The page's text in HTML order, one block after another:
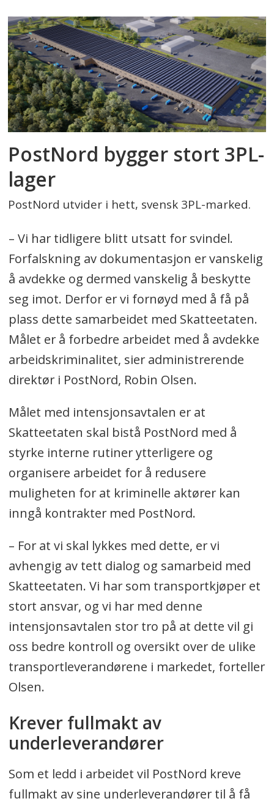
PostNord bygger stort 3PL-
lager
PostNord utvider i hett, svensk 3PL-marked.
– Vi har tidligere blitt utsatt for svindel.
Forfalskning av dokumentasjon er vanskelig
å avdekke og dermed vanskelig å beskytte
seg imot. Derfor er vi fornøyd med å få på
plass dette samarbeidet med Skatteetaten.
Målet er å forbedre arbeidet med å avdekke
arbeidskriminalitet, sier administrerende
direktør i PostNord, Robin Olsen.
Målet med intensjonsavtalen er at
Skatteetaten skal bistå PostNord med å
styrke interne rutiner ytterligere og
organisere arbeidet for å redusere
muligheten for at kriminelle aktører kan
inngå kontrakter med PostNord.
– For at vi skal lykkes med dette, er vi
avhengig av tett dialog og samarbeid med
Skatteetaten. Vi har som transportkjøper et
stort ansvar, og vi har med denne
intensjonsavtalen stor tro på at dette vil gi
oss bedre kontroll og oversikt over de ulike
transportleverandørene i markedet, forteller
Olsen.
Krever fullmakt av
underleverandører
Som et ledd i arbeidet vil PostNord kreve
fullmakt av sine underleverandører til å få